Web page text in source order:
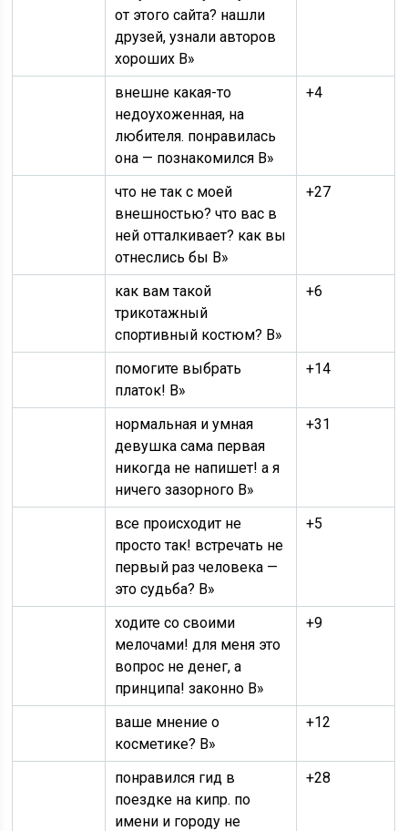
от этого сайта? нашли
друзей, узнали авторов
хороших В»
внешне какая-то
недоухоженная, на
любителя. понравилась
она — познакомился В»
+4
что не так с моей
внешностью? что вас в
ней отталкивает? как вы
отнеслись бы В»
+27
как вам такой
трикотажный
спортивный костюм? В»
+6
помогите выбрать
платок! В»
+14
нормальная и умная
девушка сама первая
никогда не напишет! а я
ничего зазорного В»
+31
все происходит не
просто так! встречать не
первый раз человека —
это судьба? В»
+5
ходите со своими
мелочами! для меня это
вопрос не денег, а
принципа! законно В»
+9
ваше мнение о
косметике? В»
+12
понравился гид в
поездке на кипр. по
имени и городу не
+28